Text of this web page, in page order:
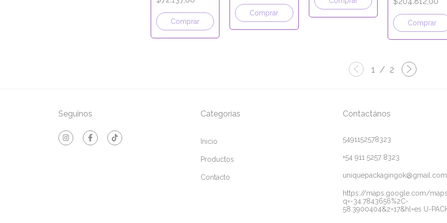
- LÍNEA ECO
KRAFT
Comprar
KRAFT
Comprar
Comprar
1 / 2
Seguinos Categorías
Inicio
Productos
Contacto
Contactános
5491152578323
+54 911 5257 8323
uniquepackagingok@gmail.com
https://maps.google.com/
q=-34.7843656%2C-
58.3900404&z=17&hl=es U-